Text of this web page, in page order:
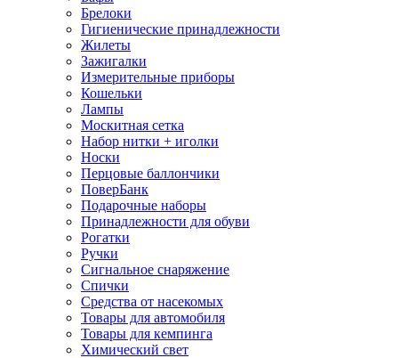
Брелоки
Гигиенические принадлежности
Жилеты
Зажигалки
Измерительные приборы
Кошельки
Лампы
Москитная сетка
Набор нитки + иголки
Носки
Перцовые баллончики
ПоверБанк
Подарочные наборы
Принадлежности для обуви
Рогатки
Ручки
Сигнальное снаряжение
Спички
Средства от насекомых
Товары для автомобиля
Товары для кемпинга
Химический свет